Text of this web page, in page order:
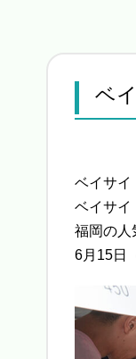
ベ
ベイサイ
ベイサイ
福岡の人
6月15日